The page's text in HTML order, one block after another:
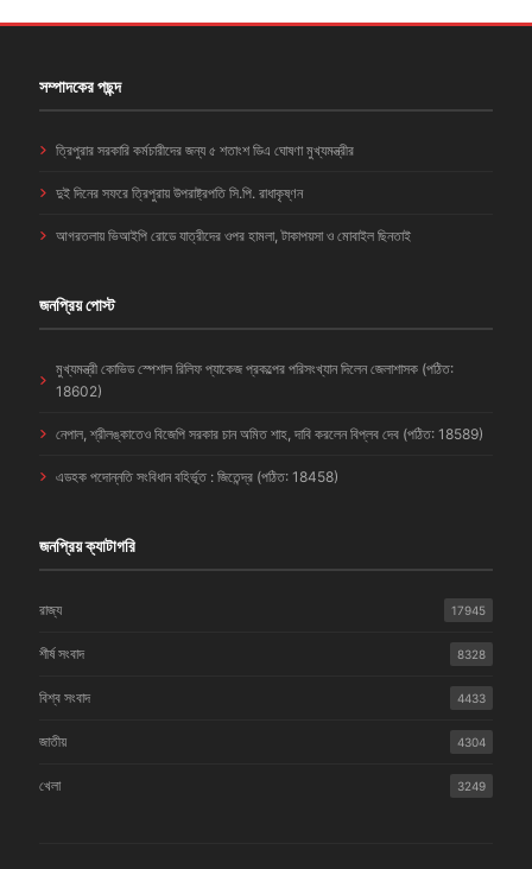
সম্পাদকের পছন্দ
ত্রিপুরার সরকারি কর্মচারীদের জন্য ৫ শতাংশ ডিএ ঘোষণা মুখ্যমন্ত্রীর
দুই দিনের সফরে ত্রিপুরায় উপরাষ্ট্রপতি সি.পি. রাধাকৃষ্ণন
আগরতলায় ভিআইপি রোডে যাত্রীদের ওপর হামলা, টাকাপয়সা ও মোবাইল ছিনতাই
জনপ্রিয় পোস্ট
মুখ্যমন্ত্রী কোভিড স্পেশাল রিলিফ প্যাকেজ প্রকল্পের পরিসংখ্যান দিলেন জেলাশাসক (পঠিত:
18602)
নেপাল, শ্রীলঙ্কাতেও বিজেপি সরকার চান অমিত শাহ, দাবি করলেন বিপ্লব দেব (পঠিত: 18589)
এডহক পদোন্নতি সংবিধান বহির্ভূত : জিতেন্দ্র (পঠিত: 18458)
জনপ্রিয় ক্যাটাগরি
রাজ্য 17945
শীর্ষ সংবাদ 8328
বিশ্ব সংবাদ 4433
জাতীয় 4304
খেলা 3249